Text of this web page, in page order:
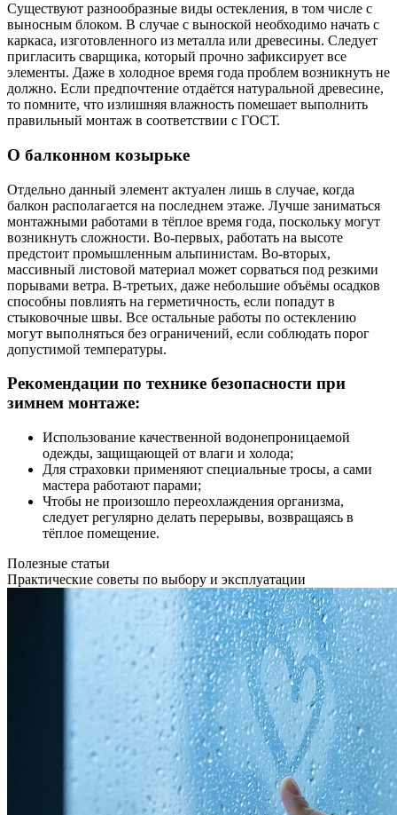
Существуют разнообразные виды остекления, в том числе с
выносным блоком. В случае с выноской необходимо начать с
каркаса, изготовленного из металла или древесины. Следует
пригласить сварщика, который прочно зафиксирует все
элементы. Даже в холодное время года проблем возникнуть не
должно. Если предпочтение отдаётся натуральной древесине,
то помните, что излишняя влажность помешает выполнить
правильный монтаж в соответствии с ГОСТ.
О балконном козырьке
Отдельно данный элемент актуален лишь в случае, когда
балкон располагается на последнем этаже. Лучше заниматься
монтажными работами в тёплое время года, поскольку могут
возникнуть сложности. Во-первых, работать на высоте
предстоит промышленным альпинистам. Во-вторых,
массивный листовой материал может сорваться под резкими
порывами ветра. В-третьих, даже небольшие объёмы осадков
способны повлиять на герметичность, если попадут в
стыковочные швы. Все остальные работы по остеклению
могут выполняться без ограничений, если соблюдать порог
допустимой температуры.
Рекомендации по технике безопасности при
зимнем монтаже:
Использование качественной водонепроницаемой
одежды, защищающей от влаги и холода;
Для страховки применяют специальные тросы, а сами
мастера работают парами;
Чтобы не произошло переохлаждения организма,
следует регулярно делать перерывы, возвращаясь в
тёплое помещение.
Полезные статьи
Практические советы по выбору и эксплуатации